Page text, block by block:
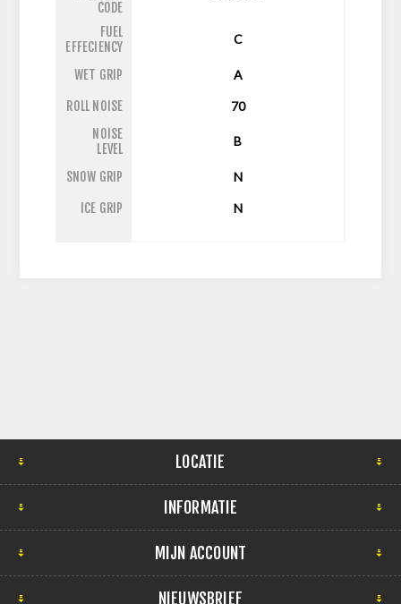
CODE
FUEL
EFFECIENCY
C
WET GRIP A
ROLL NOISE
70
NOISE
LEVEL
B
SNOW GRIP N
ICE GRIP N
LOCATIE
INFORMATIE
MIJN ACCOUNT
NIEUWSBRIEF